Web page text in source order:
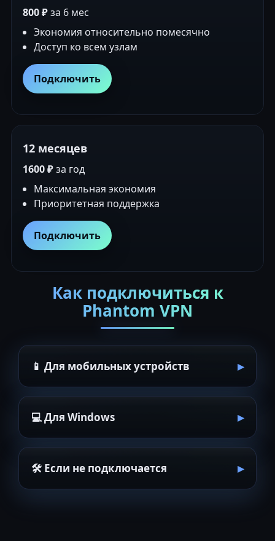
800 ₽за 6 мес
Экономия относительно помесячно
Доступ ко всем узлам
Подключить
12 месяцев
1600 ₽за год
Максимальная экономия
Приоритетная поддержка
Подключить
Как подключиться к
Phantom VPN
📱 Для мобильных устройств
💻 Для Windows
🛠 Если не подключается